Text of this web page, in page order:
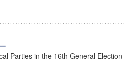
Parties in the 16th General Election